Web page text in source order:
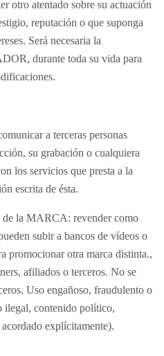
otro atentado sobre su actuación
reputación o que suponga
Será necesaria la
durante toda su vida para
a terceras personas
su grabación o cualquiera
los servicios que presta a la
escrita de ésta.
de la MARCA: revender como
subir a bancos de vídeos o
promocionar otra marca distinta.,
afiliados o terceros. No se
Uso engañoso, fraudulento o
ilegal, contenido político,
explícitamente).